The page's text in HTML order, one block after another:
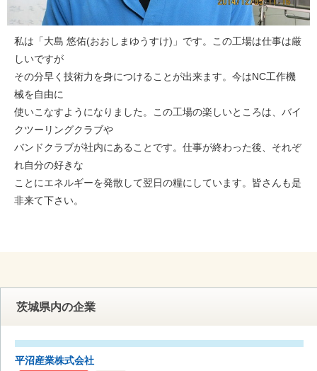
私は「大島 悠佑(おおしまゆうすけ)」です。この工場は仕事は厳
しいですが
その分早く技術力を身につけることが出来ます。今はNC工作機
械を自由に
使いこなすようになりました。この工場の楽しいところは、バイ
クツーリングクラブや
バンドクラブが社内にあることです。仕事が終わった後、それぞ
れ自分の好きな
ことにエネルギーを発散して翌日の糧にしています。皆さんも是
非来て下さい。
茨城県内の企業
平沼産業株式会社